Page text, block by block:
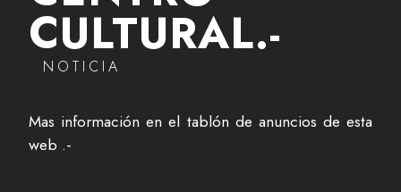
CULTURAL.-
NOTICIA
Mas información en el tablón de anuncios de esta
web .-